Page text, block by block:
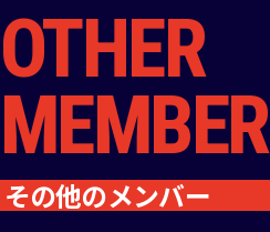
OTHER
MEMBER
その他のメンバー